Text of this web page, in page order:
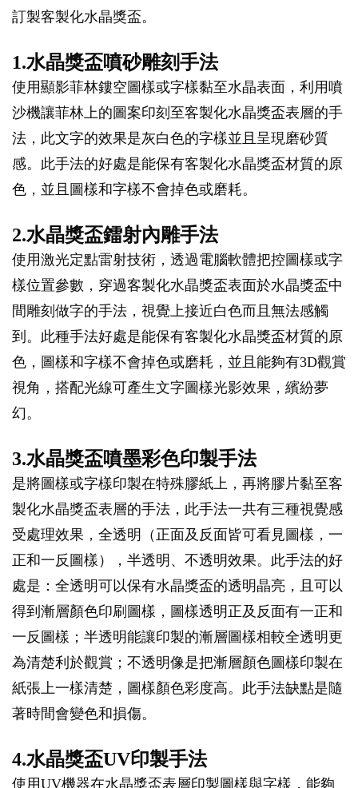
訂製客製化水晶獎盃。
1.水晶獎盃噴砂雕刻手法
使用顯影菲林鏤空圖樣或字樣黏至水晶表面，利用噴
沙機讓菲林上的圖案印刻至客製化水晶獎盃表層的手
法，此文字的效果是灰白色的字樣並且呈現磨砂質
感。此手法的好處是能保有客製化水晶獎盃材質的原
色，並且圖樣和字樣不會掉色或磨耗。
2.水晶獎盃鐳射內雕手法
使用激光定點雷射技術，透過電腦軟體把控圖樣或字
樣位置參數，穿過客製化水晶獎盃表面於水晶獎盃中
間雕刻做字的手法，視覺上接近白色而且無法感觸
到。此種手法好處是能保有客製化水晶獎盃材質的原
色，圖樣和字樣不會掉色或磨耗，並且能夠有3D觀賞
視角，搭配光線可產生文字圖樣光影效果，繽紛夢
幻。
3.水晶獎盃噴墨彩色印製手法
是將圖樣或字樣印製在特殊膠紙上，再將膠片黏至客
製化水晶獎盃表層的手法，此手法一共有三種視覺感
受處理效果，全透明（正面及反面皆可看見圖樣，一
正和一反圖樣），半透明、不透明效果。此手法的好
處是：全透明可以保有水晶獎盃的透明晶亮，且可以
得到漸層顏色印刷圖樣，圖樣透明正及反面有一正和
一反圖樣；半透明能讓印製的漸層圖樣相較全透明更
為清楚利於觀賞；不透明像是把漸層顏色圖樣印製在
紙張上一樣清楚，圖樣顏色彩度高。此手法缺點是隨
著時間會變色和損傷。
4.水晶獎盃UV印製手法
使用UV機器在水晶獎盃表層印製圖樣與字樣，能夠